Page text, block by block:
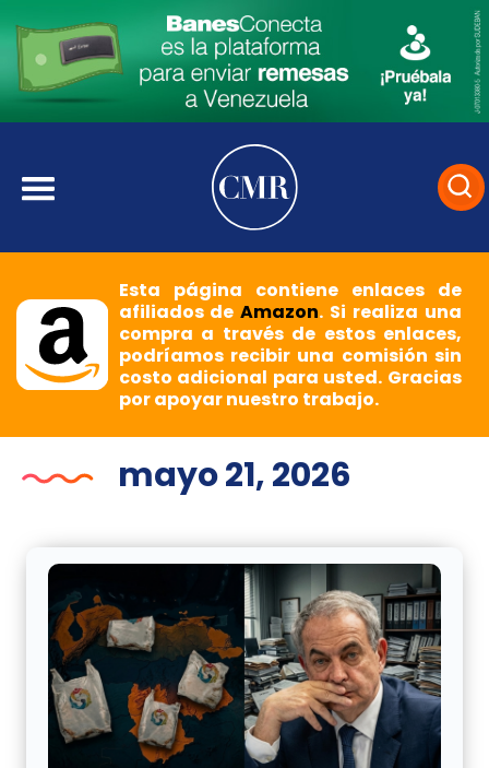
Esta página contiene enlaces de
afiliados deAmazon. Si realiza una
compra a través de estos enlaces,
podríamos recibir una comisión sin
costo adicional para usted. Gracias
por apoyar nuestro trabajo.
mayo 21, 2026